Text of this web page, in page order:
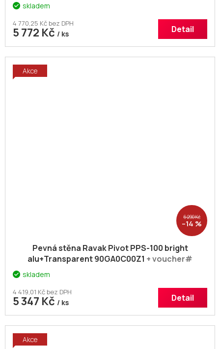
skladem
4 770,25 Kč bez DPH
5 772 Kč / ks Detail
Akce
6 290 Kč
–14 %
Pevná stěna Ravak Pivot PPS-100 bright
alu+Transparent 90GA0C00Z1 + voucher#
skladem
4 419,01 Kč bez DPH
5 347 Kč / ks Detail
Akce